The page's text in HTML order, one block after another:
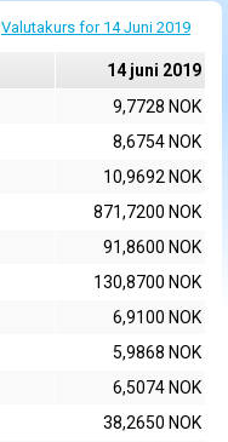
Valutakurs for 14 Juni 2019
14 juni 2019
9,7728 NOK
8,6754 NOK
10,9692 NOK
871,7200 NOK
91,8600 NOK
130,8700 NOK
6,9100 NOK
5,9868 NOK
6,5074 NOK
38,2650 NOK